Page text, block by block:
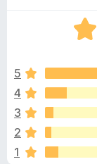
k
R
e
評
價
.
分
滿
5
5
4
3
2
1